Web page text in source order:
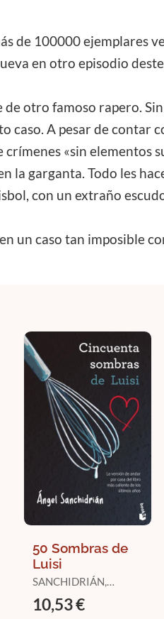
de 100000 ejemplares
en otro episodio
otro famoso rapero.
A pesar de contar
«sin elementos
la garganta. Todo les
con un extraño
un caso tan imposible
50 Sombras de
Luisi
SANCHIDRIÁN,
10,53 €